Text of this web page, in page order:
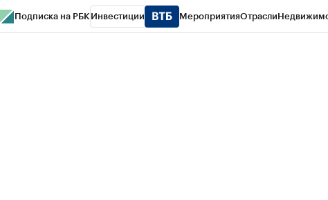
Подписка на РБК Инвестиции МероприятияОтрасли